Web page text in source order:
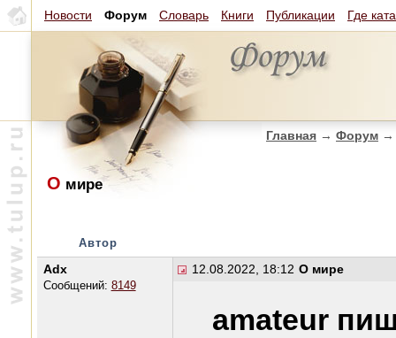
Новости Форум Словарь Книги Публикации Где
Главная → Форум →
О мире
Автор
Adx
Сообщений: 8149
12.08.2022, 18:12 О мире
amateur